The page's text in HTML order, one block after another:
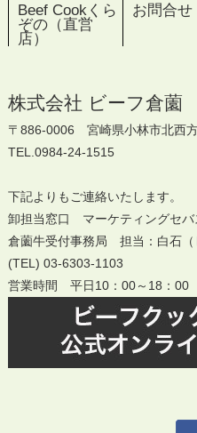
Beef Cookくら
ぞの（直営
店）
お問合せ
株式会社 ビーフ倉薗
〒886-0006 宮崎県小林市北西
TEL.0984-24-1515
下記よりもご連絡いたします。
卸担当窓口 マーケティングセバ
倉薗牛受付事務局 担当：白石（
(TEL) 03-6303-1103
営業時間 平日10：00～18：00